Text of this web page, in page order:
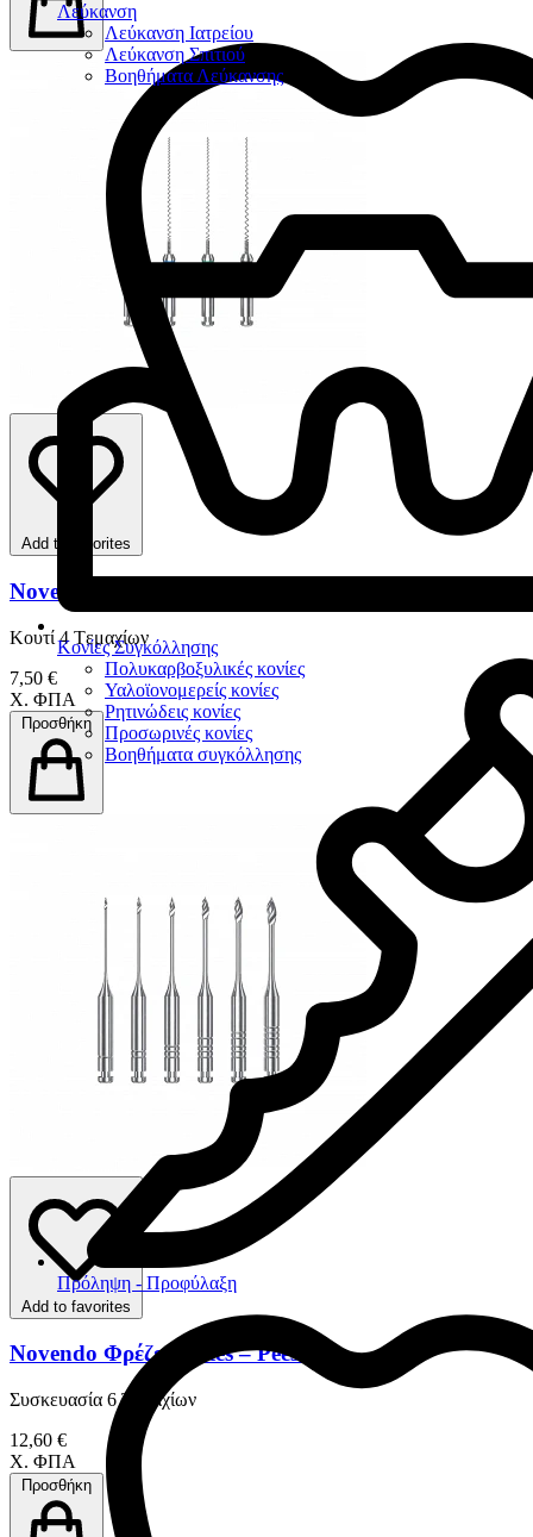
Λεύκανση
Λεύκανση Ιατρείου
Λεύκανση Σπιτιού
Βοηθήματα Λεύκανσης
Κονίες Συγκόλλησης
Πολυκαρβοξυλικές κονίες
Υαλοϊονομερείς κονίες
Ρητινώδεις κονίες
Προσωρινές κονίες
Βοηθήματα συγκόλλησης
Πρόληψη - Προφύλαξη
Add to favorites
Novendo Λεντουλό
Κουτί 4 Tεμαχίων
7,50 €
Χ. ΦΠΑ
Προσθήκη
Add to favorites
Novendo Φρέζες Gates – Peeso
Συσκευασία 6 Tεμαχίων
12,60 €
Χ. ΦΠΑ
Προσθήκη